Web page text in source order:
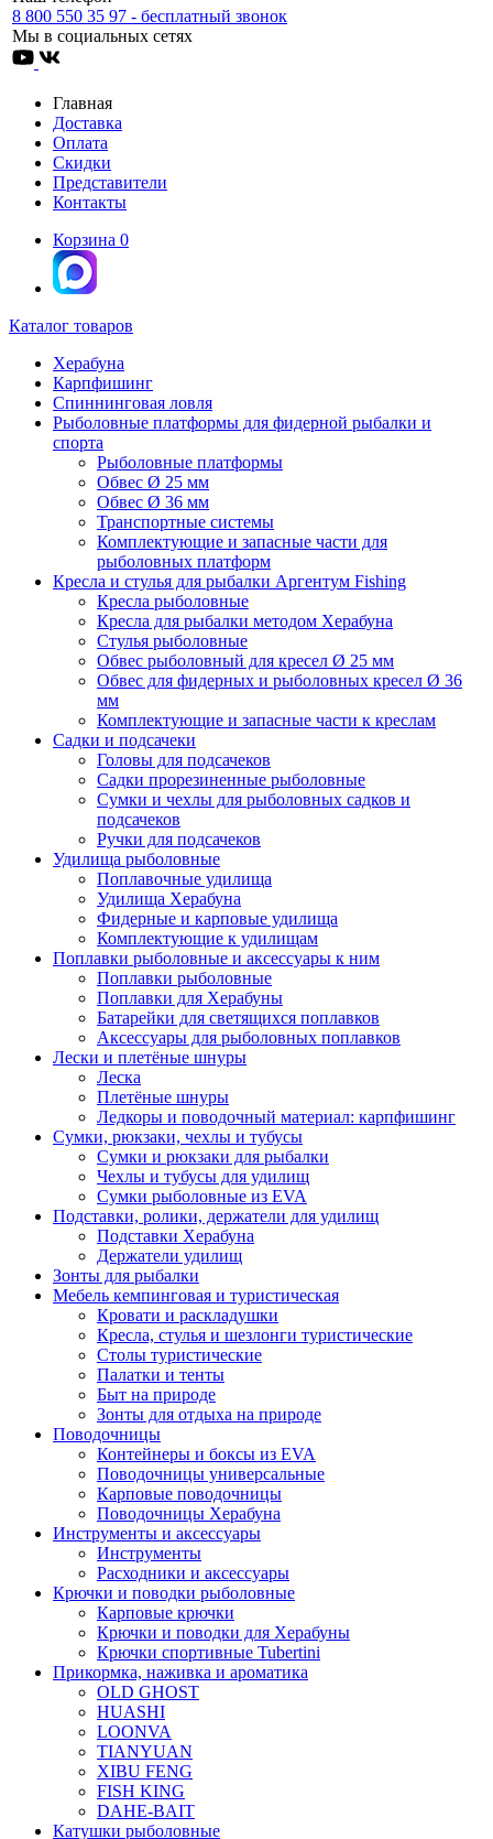
8 800 550 35 97 - бесплатный звонок
Мы в социальных сетях
Главная
Доставка
Оплата
Скидки
Представители
Контакты
Корзина 0
Каталог товаров
Херабуна
Карпфишинг
Спиннинговая ловля
Рыболовные платформы для фидерной рыбалки и
спорта
Рыболовные платформы
Обвес Ø 25 мм
Обвес Ø 36 мм
Транспортные системы
Комплектующие и запасные части для
рыболовных платформ
Кресла и стулья для рыбалки Аргентум Fishing
Кресла рыболовные
Кресла для рыбалки методом Херабуна
Стулья рыболовные
Обвес рыболовный для кресел Ø 25 мм
Обвес для фидерных и рыболовных кресел Ø 36
мм
Комплектующие и запасные части к креслам
Садки и подсачеки
Головы для подсачеков
Садки прорезиненные рыболовные
Сумки и чехлы для рыболовных садков и
подсачеков
Ручки для подсачеков
Удилища рыболовные
Поплавочные удилища
Удилища Херабуна
Фидерные и карповые удилища
Комплектующие к удилищам
Поплавки рыболовные и аксессуары к ним
Поплавки рыболовные
Поплавки для Херабуны
Батарейки для светящихся поплавков
Аксессуары для рыболовных поплавков
Лески и плетёные шнуры
Леска
Плетёные шнуры
Ледкоры и поводочный материал: карпфишинг
Сумки, рюкзаки, чехлы и тубусы
Сумки и рюкзаки для рыбалки
Чехлы и тубусы для удилищ
Сумки рыболовные из EVA
Подставки, ролики, держатели для удилищ
Подставки Херабуна
Держатели удилищ
Зонты для рыбалки
Мебель кемпинговая и туристическая
Кровати и раскладушки
Кресла, стулья и шезлонги туристические
Столы туристические
Палатки и тенты
Быт на природе
Зонты для отдыха на природе
Поводочницы
Контейнеры и боксы из EVA
Поводочницы универсальные
Карповые поводочницы
Поводочницы Херабуна
Инструменты и аксессуары
Инструменты
Расходники и аксессуары
Крючки и поводки рыболовные
Карповые крючки
Крючки и поводки для Херабуны
Крючки спортивные Tubertini
Прикормка, наживка и ароматика
OLD GHOST
HUASHI
LOONVA
TIANYUAN
XIBU FENG
FISH KING
DAHE-BAIT
Катушки рыболовные